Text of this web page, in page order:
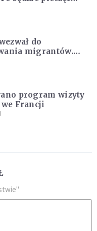
naszej wiary"
do
migrantów.
przeciwko
program wizyty
Francji